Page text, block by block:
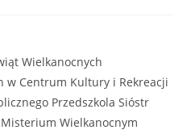
Wielkanocnych
w Centrum Kultury i Rekreacji
Przedszkola Sióstr
Wielkanocnym